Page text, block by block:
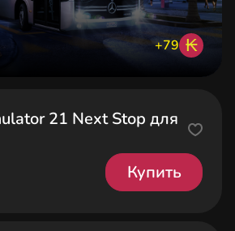
+79 ₭
21 Next Stop для
Купить